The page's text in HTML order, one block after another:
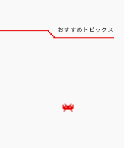
おすすめトピックス